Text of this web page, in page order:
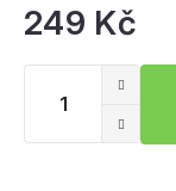
249 Kč